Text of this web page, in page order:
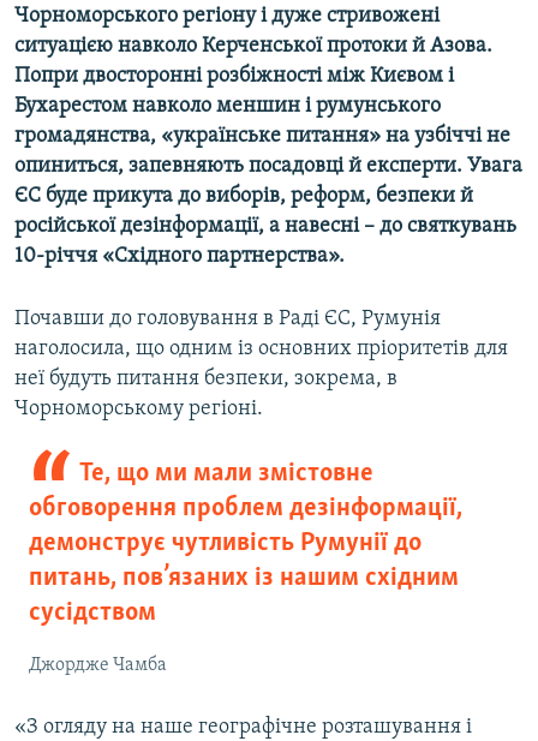
Чорноморського регіону і дуже стривожені
ситуацією навколо Керченської протоки й Азова.
Попри двосторонні розбіжності між Києвом і
Бухарестом навколо меншин і румунського
громадянства, «українське питання» на узбіччі не
опиниться, запевняють посадовці й експерти. Увага
ЄС буде прикута до виборів, реформ, безпеки й
російської дезінформації, а навесні – до святкувань
10-річчя «Східного партнерства».
Почавши до головування в Раді ЄС, Румунія
наголосила, що одним із основних пріоритетів для
неї будуть питання безпеки, зокрема, в
Чорноморському регіоні.
Те, що ми мали змістовне
обговорення проблем дезінформації,
демонструє чутливість Румунії до
питань, пов’язаних із нашим східним
сусідством
Джордже Чамба
«З огляду на наше географічне розташування і